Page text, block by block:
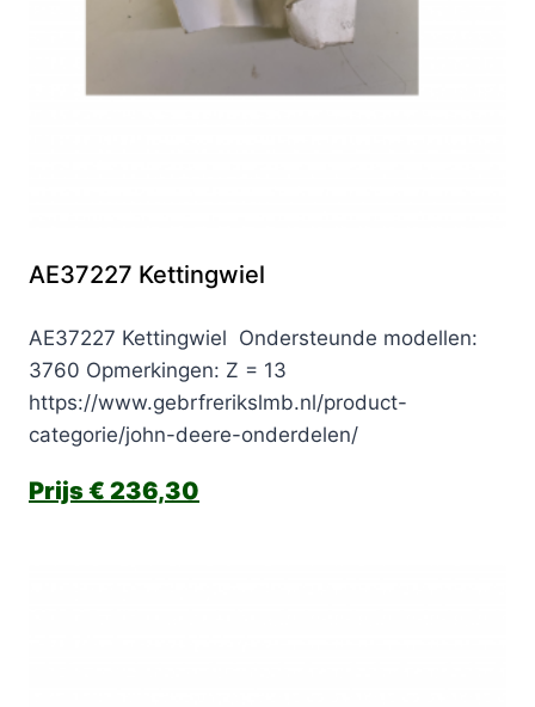
AE37227 Kettingwiel
AE37227 Kettingwiel Ondersteunde modellen:
3760 Opmerkingen: Z = 13
https://www.gebrfrerikslmb.nl/product-
categorie/john-deere-onderdelen/
€ 236,30